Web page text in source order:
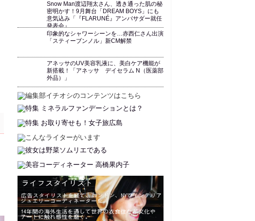
Snow Man渡辺翔太さん、透き通った肌の秘
密明かす！9月舞台「DREAM BOYS」にも
意気込み「『FLARUNÉ』アンバサダー就任
発表会』
印象的なシャワーシーンを…赤西仁さん出演
「スティーブンノル」新CM解禁
アネッサのUV美容乳液に、美白ケア機能が
新搭載！「アネッサ デイセラム N（医薬部
外品）」